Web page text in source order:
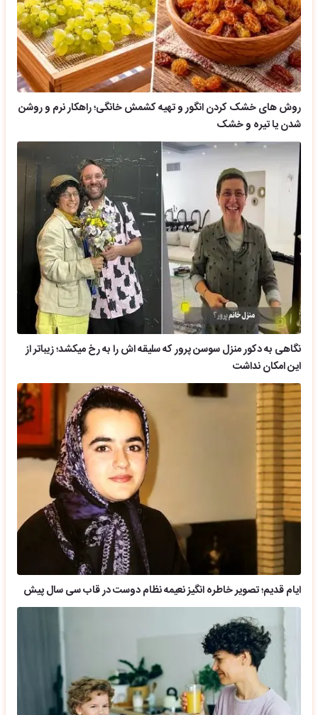
روش های خشک کردن انگور و تهیه کشمش خانگی؛ راهکار نرم و روشن
شدن یا تیره و خشک
نگاهی به دکور منزل سوسن پرور که سلیقه اش را به رخ میکشد؛ زیباتر از
این امکان نداشت
ایام قدیم؛ تصویر خاطره انگیز نعیمه نظام دوست در قاب سی سال پیش